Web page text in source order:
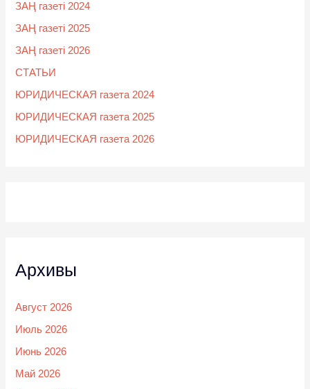
ЗАҢ газеті 2024
ЗАҢ газеті 2025
ЗАҢ газеті 2026
СТАТЬИ
ЮРИДИЧЕСКАЯ газета 2024
ЮРИДИЧЕСКАЯ газета 2025
ЮРИДИЧЕСКАЯ газета 2026
Архивы
Август 2026
Июль 2026
Июнь 2026
Май 2026